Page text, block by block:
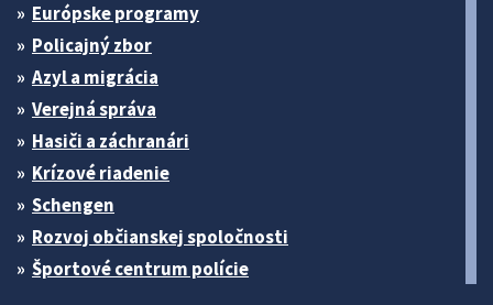
Európske programy
Policajný zbor
Azyl a migrácia
Verejná správa
Hasiči a záchranári
Krízové riadenie
Schengen
Rozvoj občianskej spoločnosti
Športové centrum polície